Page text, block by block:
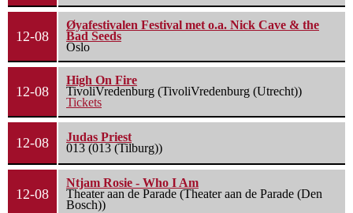
12-08
Øyafestivalen Festival met o.a. Nick Cave & the
Bad Seeds
Oslo
12-08
High On Fire
TivoliVredenburg (TivoliVredenburg (Utrecht))
Tickets
12-08
Judas Priest
013 (013 (Tilburg))
12-08
Ntjam Rosie - Who I Am
Theater aan de Parade (Theater aan de Parade (Den
Bosch))